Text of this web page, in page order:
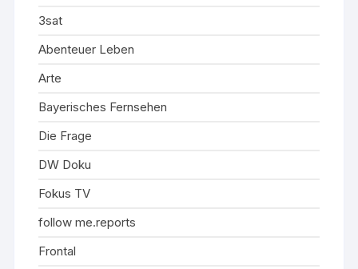
3sat
Abenteuer Leben
Arte
Bayerisches Fernsehen
Die Frage
DW Doku
Fokus TV
follow me.reports
Frontal